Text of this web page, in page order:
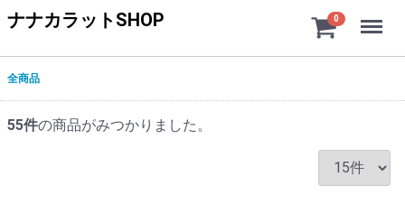
ナナカラットSHOP 0 Menu
全商品
55件の商品がみつかりました。